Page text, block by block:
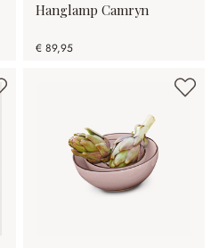
Hanglamp Camryn
€ 89,95